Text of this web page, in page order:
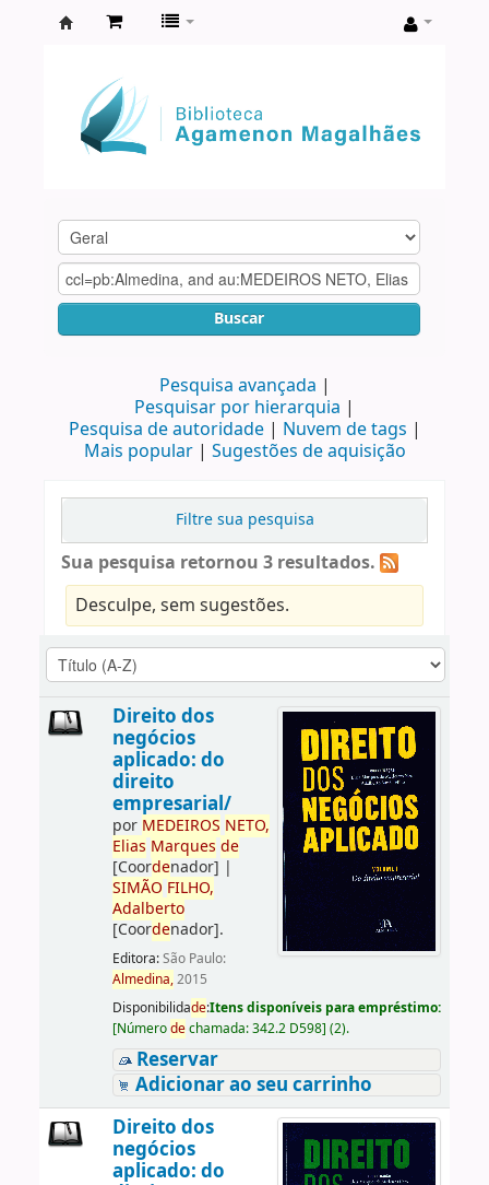
Agamenon
Magalhães
Buscar
Pesquisa avançada
Pesquisar por hierarquia
Pesquisa de autoridade
Nuvem de tags
Mais popular
Sugestões de aquisição
Filtre sua pesquisa
Sua pesquisa retornou 3 resultados.
Desculpe, sem sugestões.
Direito dos
negócios
aplicado: do
direito
empresarial/
por MEDEIROS NETO,
Elias Marques de
[Coordenador] |
SIMÃO FILHO,
Adalberto
[Coordenador].
Editora:São Paulo:
Almedina,2015
Disponibilidade:Itens disponíveis para empréstimo:
[Númerodechamada:342.2 D598] (2).
Reservar
Adicionar ao seu carrinho
Direito dos
negócios
aplicado: do